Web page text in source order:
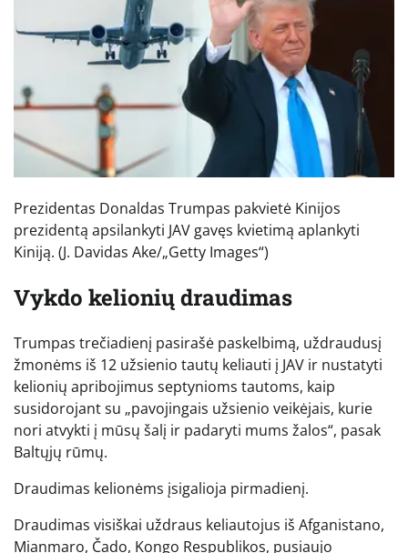
Prezidentas Donaldas Trumpas pakvietė Kinijos
prezidentą apsilankyti JAV gavęs kvietimą aplankyti
Kiniją. (J. Davidas Ake/„Getty Images“)
Vykdo kelionių draudimas
Trumpas trečiadienį pasirašė paskelbimą, uždraudusį
žmonėms iš 12 užsienio tautų keliauti į JAV ir nustatyti
kelionių apribojimus septynioms tautoms, kaip
susidorojant su „pavojingais užsienio veikėjais, kurie
nori atvykti į mūsų šalį ir padaryti mums žalos“, pasak
Baltųjų rūmų.
Draudimas kelionėms įsigalioja pirmadienį.
Draudimas visiškai uždraus keliautojus iš Afganistano,
Mianmaro, Čado, Kongo Respublikos, pusiaujo